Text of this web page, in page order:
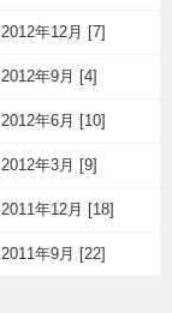
2012年12月 [7]
2012年9月 [4]
2012年6月 [10]
2012年3月 [9]
2011年12月 [18]
2011年9月 [22]